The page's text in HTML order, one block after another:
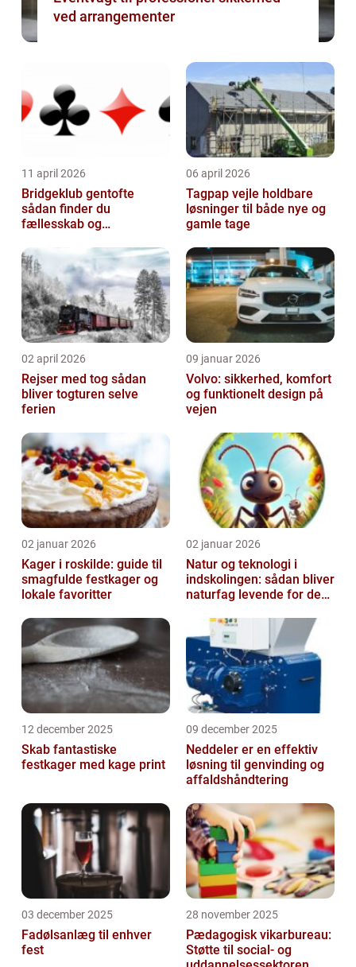
ved arrangementer
11 april 2026
Bridgeklub gentofte
sådan finder du
fællesskab og
06 april 2026
Tagpap vejle holdbare
løsninger til både nye og
gamle tage
02 april 2026
Rejser med tog sådan
bliver togturen selve
ferien
09 januar 2026
Volvo: sikkerhed, komfort
og funktionelt design på
vejen
02 januar 2026
Kager i roskilde: guide til
smagfulde festkager og
lokale favoritter
02 januar 2026
Natur og teknologi i
indskolingen: sådan bliver
naturfag levende for de
12 december 2025
Skab fantastiske
festkager med kage print
09 december 2025
Neddeler er en effektiv
løsning til genvinding og
affaldshåndtering
03 december 2025
Fadølsanlæg til enhver
fest
28 november 2025
Pædagogisk vikarbureau:
Støtte til social- og